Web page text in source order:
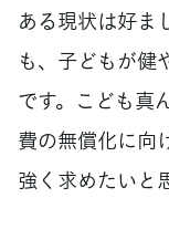
ある現状は好ま
も、子どもが健
です。こども真
費の無償化に向
強く求めたいと